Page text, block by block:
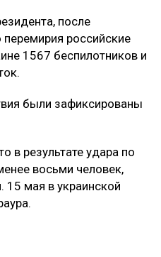
после
российские
1567 беспилотников и
были зафиксированы
в результате удара по
восьми человек,
15 мая в украинской